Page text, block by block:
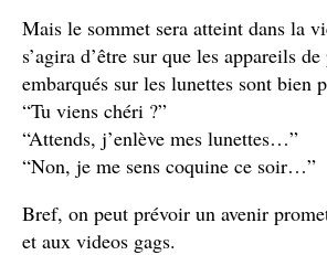
Mais le sommet sera atteint dans la
s’agira d’être sur que les appareils
embarqués sur les lunettes sont bien
“Tu viens chéri ?”
“Attends, j’enlève mes lunettes…”
“Non, je me sens coquine ce soir…”
Bref, on peut prévoir un avenir
et aux videos gags.